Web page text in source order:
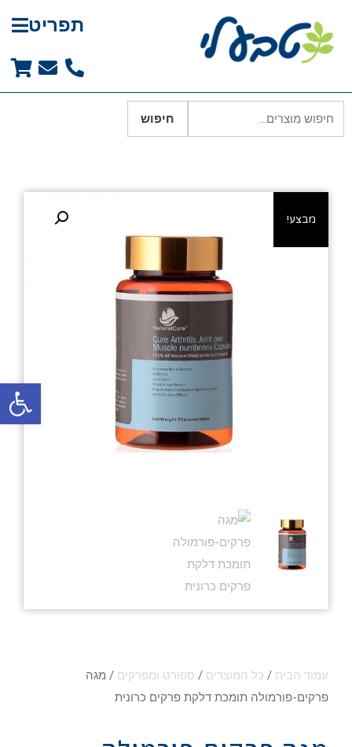
פתח
תפריט
חיפוש
מבצע!
עמוד הבית / כל המוצרים / ספורט ומפרקים / מגה
פרקים-פורמולה תומכת דלקת פרקים כרונית